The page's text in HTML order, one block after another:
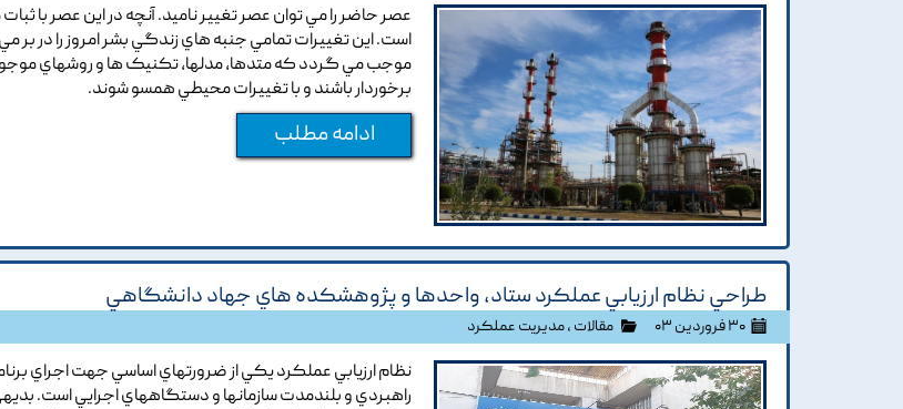
عصر حاضر را مي توان عصر تغيير ناميد. آنچه در اين عصر با
است. اين تغييرات تمامي جنبه هاي زندگي بشر امروز را در بر
موجب مي گردد که متدها, مدلها, تکنيک ها و روشهاي موجود
برخوردار باشند و با تغييرات محيطي همسو شوند.
ادامه مطلب
طراحي نظام ارزيابي عملکرد ستاد، واحدها و پژوهشکده هاي جهاد دانشگاهي
۳۰ فروردین ۰۳ مقالات ،مدیریت عملکرد
نظام ارزيابي عملکرد يکي از ضرورتهاي اساسي جهت اجراي
راهبردي و بلندمدت سازمانها و دستگاههاي اجرايي است.